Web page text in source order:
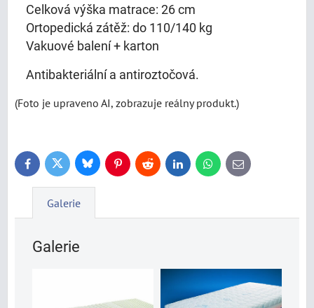
Celková výška matrace: 26 cm
Ortopedická zátěž: do 110/140 kg
Vakuové balení + karton
Antibakteriální a antiroztočová.
(Foto je upraveno AI, zobrazuje reálny produkt.)
FacebookTwitter BlueskyPinterestReddit LinkedInWhatsApp
E-
mail
Galerie
Galerie